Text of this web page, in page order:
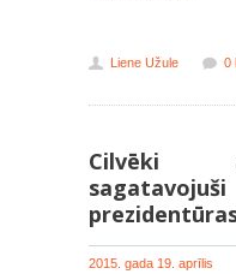
Liene Užule 0
Cilvēki
2015. gada 19. aprīlis